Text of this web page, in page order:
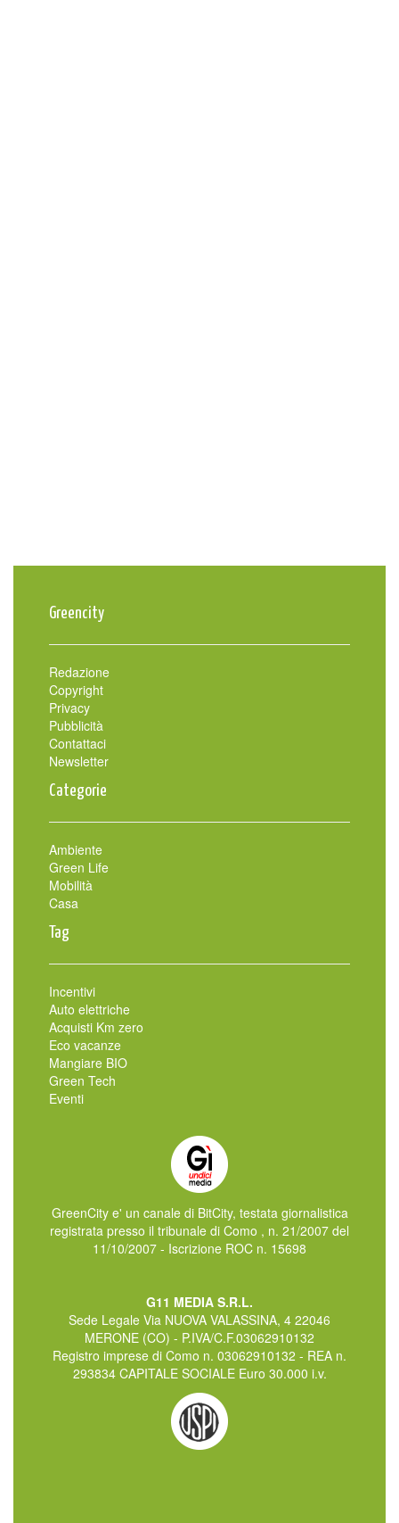
Greencity
Redazione
Copyright
Privacy
Pubblicità
Contattaci
Newsletter
Categorie
Ambiente
Green Life
Mobilità
Casa
Tag
Incentivi
Auto elettriche
Acquisti Km zero
Eco vacanze
Mangiare BIO
Green Tech
Eventi
GreenCity e' un canale di BitCity, testata giornalistica
registrata presso il tribunale di Como , n. 21/2007 del
11/10/2007 - Iscrizione ROC n. 15698
G11 MEDIA S.R.L.
Sede Legale Via NUOVA VALASSINA, 4 22046
MERONE (CO) - P.IVA/C.F.03062910132
Registro imprese di Como n. 03062910132 - REA n.
293834 CAPITALE SOCIALE Euro 30.000 i.v.